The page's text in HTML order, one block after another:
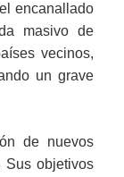
encanallado
masivo de
vecinos,
un grave
de nuevos
Sus objetivos